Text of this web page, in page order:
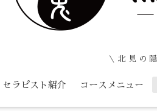
＼ 北 見 の
セラピスト紹介 コースメニュー